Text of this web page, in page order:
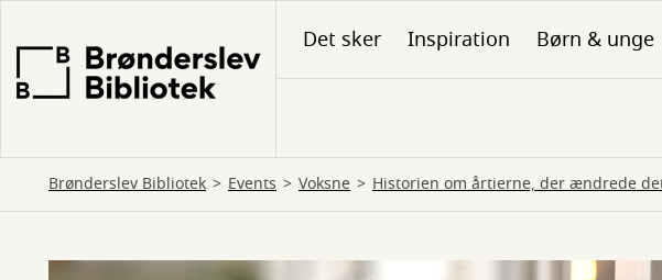
hovedindhold
Det sker Inspiration Børn & unge
Brønderslev Bibliotek Events Voksne Historien om årtierne, der ændrede